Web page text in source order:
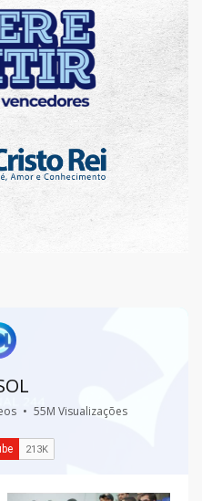
• 55M Visualizações